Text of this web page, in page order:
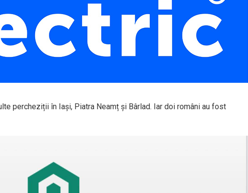
percheziții în Iași, Piatra Neamț și Bârlad. Iar doi români au fost